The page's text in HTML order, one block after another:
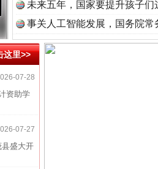
.. ·[视频]牢记初心使命 奋进复兴征程丨红船起
未来五年，国家要提升孩子们
事关人工智能发展，国务院
这里>>
07-28
资助学
07-27
盛大开